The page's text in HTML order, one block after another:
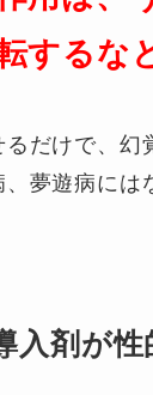
するな
だけで、
夢遊病には
入剤が